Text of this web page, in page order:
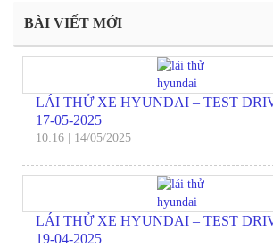
BÀI VIẾT MỚI
LÁI THỬ XE HYUNDAI – TEST
17-05-2025
10:16 14/05/2025
LÁI THỬ XE HYUNDAI – TEST
19-04-2025